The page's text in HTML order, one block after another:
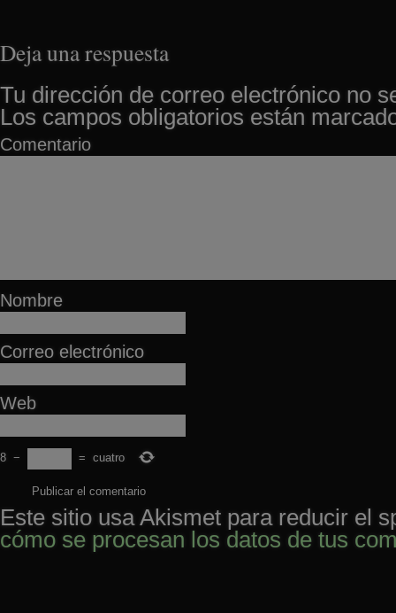
Deja una respuesta
Tu dirección de correo electrónico no
Los campos obligatorios están
Comentario
Nombre
Correo electrónico
Web
8 − = cuatro
Este sitio usa Akismet para reducir el
cómo se procesan los datos de tus